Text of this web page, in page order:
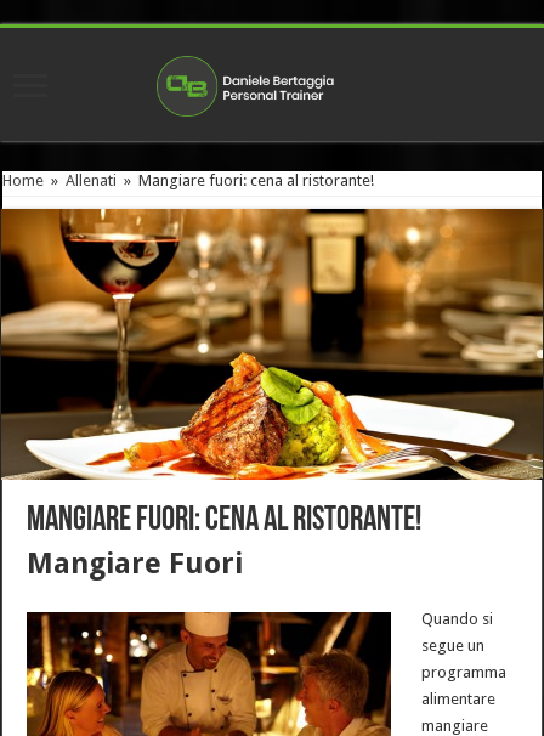
Home » Allenati » Mangiare fuori: cena al ristorante!
Mangiare fuori: cena al ristorante!
Mangiare Fuori
Quando si
segue un
programma
alimentare
mangiare